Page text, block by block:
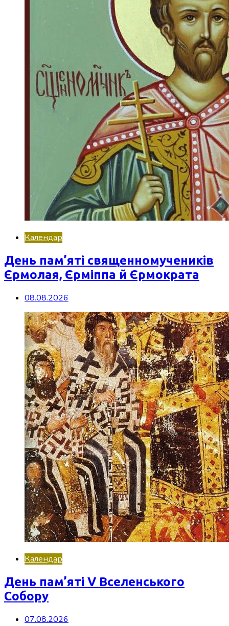
Календар
День пам’яті священномучеників
Єрмолая, Єрміппа й Єрмократа
08.08.2026
Календар
День пам’яті V Вселенського
Собору
07.08.2026